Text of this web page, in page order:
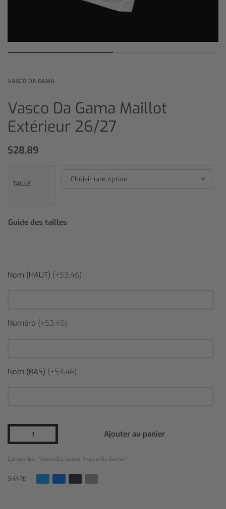
VASCO DA GAMA
Vasco Da Gama Maillot
Extérieur 26/27
$28,89
TAILLE
Guide des tailles
Nom (HAUT) (+$3,46)
Numéro (+$3,46)
Nom (BAS) (+$3,46)
Ajouter au panier
Catégories : Vasco Da Gama Vasco Da Gama+
SHARE